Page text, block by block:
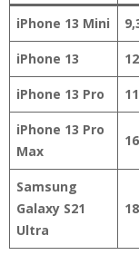
iPhone 13 Mini
iPhone 13
iPhone 13 Pro
iPhone 13 Pro
Max
Samsung
Galaxy S21
Ultra